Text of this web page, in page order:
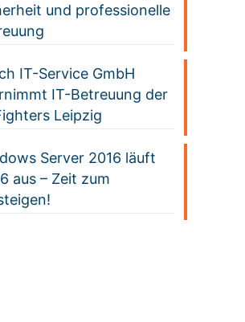
und professionelle
IT-Service GmbH
IT-Betreuung der
Leipzig
Server 2016 läuft
aus – Zeit zum